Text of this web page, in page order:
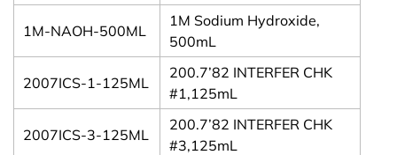
1M-NAOH-500ML
1M Sodium Hydroxide,
500mL
2007ICS-1-125ML
200.7’82 INTERFER CHK
#1,125mL
2007ICS-3-125ML
200.7’82 INTERFER CHK
#3,125mL